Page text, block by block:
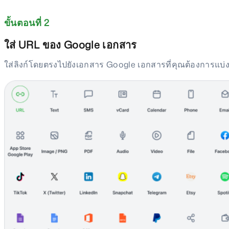
ขั้นตอนที่ 2
ใส่ URL ของ Google เอกสาร
ใส่ลิงก์โดยตรงไปยังเอกสาร Google เอกสารที่คุณต้องการแบ่